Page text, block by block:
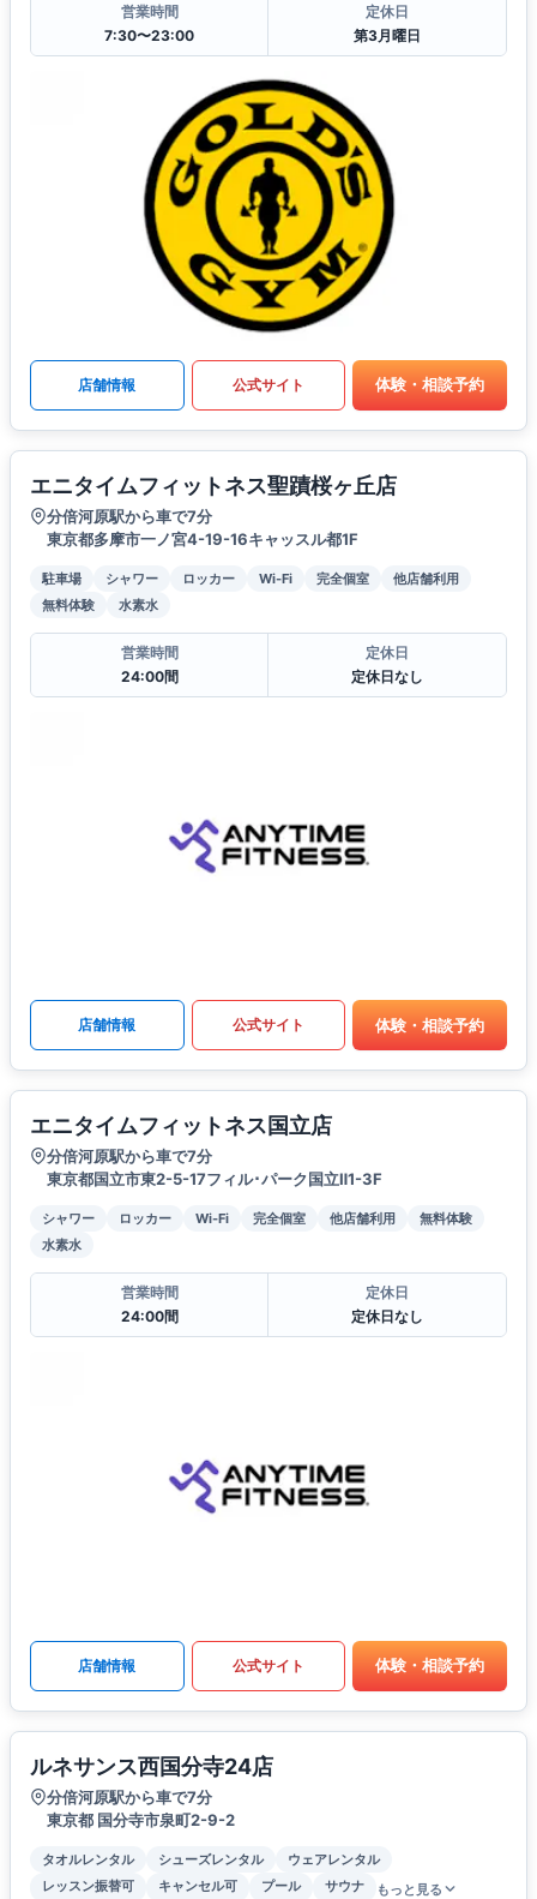
営業時間
7:30〜23:00
定休日
第3月曜日
店舗情報 公式サイト 体験・相談予約
エニタイムフィットネス聖蹟桜ヶ丘店
分倍河原駅から車で7分
東京都多摩市一ノ宮4-19-16キャッスル都1F
駐車場 シャワー ロッカー Wi-Fi 完全個室
他店舗利用
無料体験
水素水
営業時間
24:00間
定休日
定休日なし
店舗情報 公式サイト 体験・相談予約
エニタイムフィットネス国立店
分倍河原駅から車で7分
東京都国立市東2-5-17フィル･パーク国立Ⅱ1-3F
シャワー ロッカー Wi-Fi 完全個室 他店舗利用
無料体験
水素水
営業時間
24:00間
定休日
定休日なし
店舗情報 公式サイト 体験・相談予約
ルネサンス西国分寺24店
分倍河原駅から車で7分
東京都 国分寺市泉町2-9-2
タオルレンタル シューズレンタル
ウェアレンタル
レッスン振替可
キャンセル可 プール サウナ もっと見る